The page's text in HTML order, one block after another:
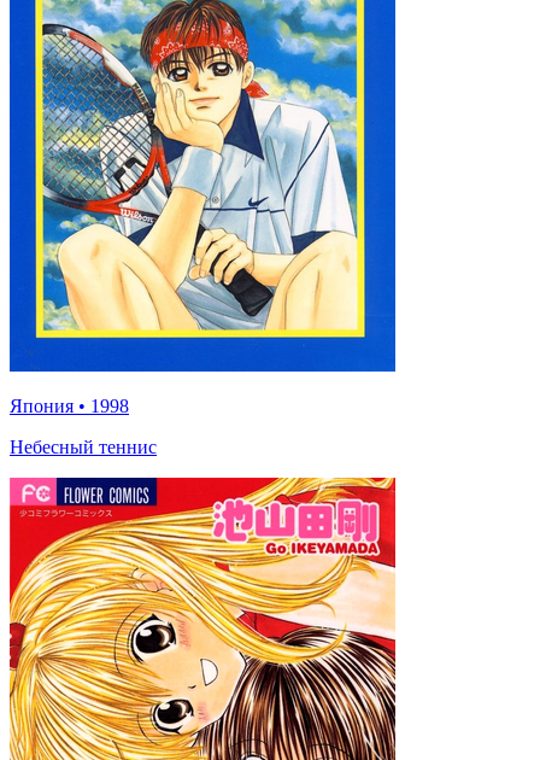
Япония • 1998
Небесный теннис